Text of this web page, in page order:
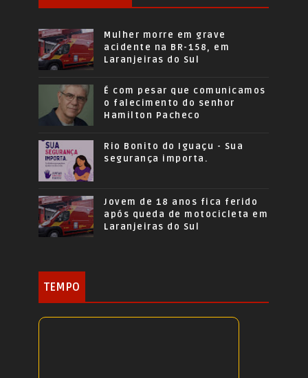
Mulher morre em grave
acidente na BR-158, em
Laranjeiras do Sul
É com pesar que comunicamos
o falecimento do senhor
Hamilton Pacheco
Rio Bonito do Iguaçu - Sua
segurança importa.
Jovem de 18 anos fica ferido
após queda de motocicleta em
Laranjeiras do Sul
TEMPO